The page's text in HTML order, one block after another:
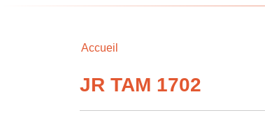
Accueil
JR TAM 1702